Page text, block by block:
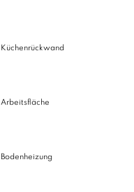
Küchenrückwand
Arbeitsfläche
Bodenheizung